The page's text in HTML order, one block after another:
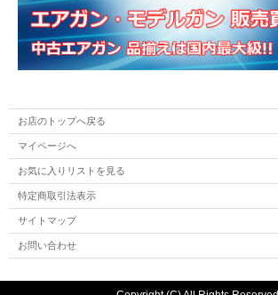
お店のトップへ戻る
マイページへ
お気に入りリストを見る
特定商取引法表示
サイトマップ
お問い合わせ